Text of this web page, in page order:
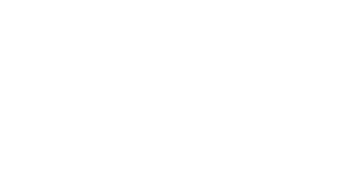
strepen aan de
veilig dus.